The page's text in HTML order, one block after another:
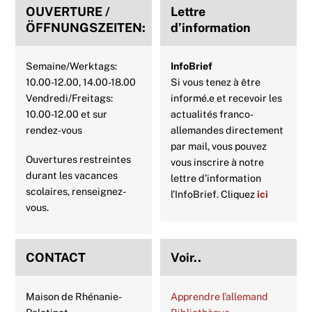
k s p n
OUVERTURE /
ÖFFNUNGSZEITEN:
Semaine/Werktags:
10.00-12.00, 14.00-18.00
Vendredi/Freitags:
10.00-12.00 et sur
rendez-vous
Ouvertures restreintes
durant les vacances
scolaires, renseignez-
vous.
Lettre
d’information
InfoBrief
Si vous tenez à être
informé.e et recevoir les
actualités franco-
allemandes directement
par mail, vous pouvez
vous inscrire à notre
lettre d’information
l’InfoBrief. Cliquezici
CONTACT
Maison de Rhénanie-
Voir..
Apprendre l’allemand